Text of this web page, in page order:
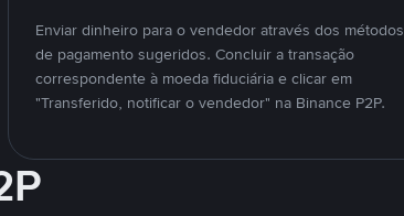
Enviar dinheiro para o vendedor através dos métodos
de pagamento sugeridos. Concluir a transação
correspondente à moeda fiduciária e clicar em
"Transferido, notificar o vendedor" na Binance P2P.